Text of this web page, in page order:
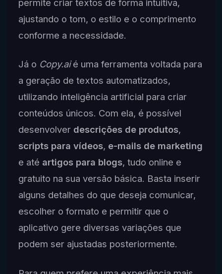
permite criar textos de forma intuitiva,
ajustando o tom, o estilo e o comprimento
conforme a necessidade.
Já o Copy.aié uma ferramenta voltada para
a geração de textos automatizados,
utilizando inteligência artificial para criar
conteúdos únicos. Com ela, é possível
desenvolver descrições de produtos,
scripts para vídeos, e-mails de marketing
e até artigos para blogs, tudo online e
gratuito na sua versão básica. Basta inserir
alguns detalhes do que deseja comunicar,
escolher o formato e permitir que o
aplicativo gere diversas variações que
podem ser ajustadas posteriormente.